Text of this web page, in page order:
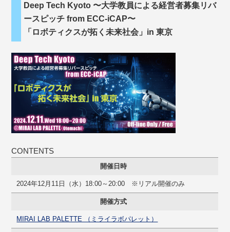
Deep Tech Kyoto 〜大学教員による経営者募集リバ
ースピッチ from ECC-iCAP〜
「ロボティクスが拓く未来社会」in 東京
CONTENTS
開催日時
2024年12月11日（水）18:00～20:00 ※リアル開催のみ
開催方式
MIRAI LAB PALETTE （ミライラボパレット）